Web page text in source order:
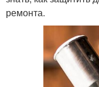
ремонта.